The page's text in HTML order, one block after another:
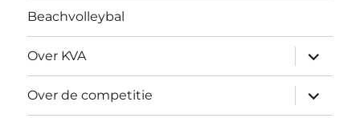
Beachvolleybal
Over KVA
Over de competitie